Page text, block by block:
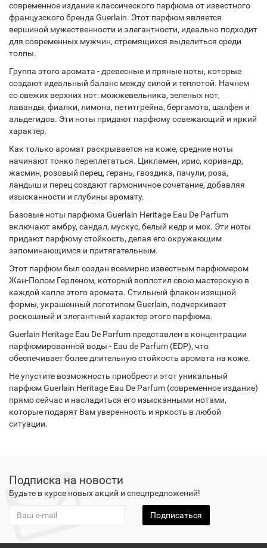
современное издание классического парфюма от известного
французского бренда Guerlain. Этот парфюм является
вершиной мужественности и элегантности, идеально подходит
для современных мужчин, стремящихся выделиться среди
толпы.
Группа этого аромата - древесные и пряные ноты, которые
создают идеальный баланс между силой и теплотой. Начнем
со свежих верхних нот: можжевельника, зеленых нот,
лаванды, фиалки, лимона, петитгрейна, бергамота, шалфея и
альдегидов. Эти ноты придают парфюму освежающий и яркий
характер.
Как только аромат раскрывается на коже, средние ноты
начинают тонко переплетаться. Цикламен, ирис, кориандр,
жасмин, розовый перец, герань, гвоздика, пачули, роза,
ландыш и перец создают гармоничное сочетание, добавляя
изысканности и глубины аромату.
Базовые ноты парфюма Guerlain Heritage Eau De Parfum
включают амбру, сандал, мускус, белый кедр и мох. Эти ноты
придают парфюму стойкость, делая его окружающим
запоминающимся и притягательным.
Этот парфюм был создан всемирно известным парфюмером
Жан-Полом Герленом, который воплотил свою мастерскую в
каждой капле этого аромата. Стильный флакон изящной
формы, украшенный логотипом Guerlain, подчеркивает
роскошный и элегантный характер этого парфюма.
Guerlain Heritage Eau De Parfum представлен в концентрации
парфюмированной воды - Eau de Parfum (EDP), что
обеспечивает более длительную стойкость аромата на коже.
Не упустите возможность приобрести этот уникальный
парфюм Guerlain Heritage Eau De Parfum (современное издание)
прямо сейчас и насладиться его изысканными нотами,
которые подарят Вам уверенность и яркость в любой
ситуации.
Подписка на новости
Будьте в курсе новых акций и спецпредложений!
Подписаться